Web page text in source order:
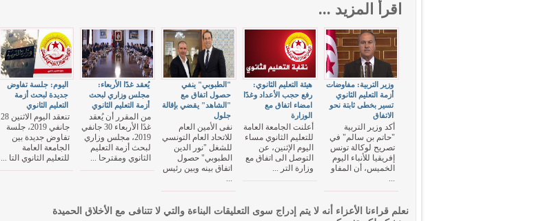
اقرأ المزيد ...
اليوم: جلسة تفاوض
جديدة لبحث أزمة
التعليم الثانوي
تنعقد اليوم الاثنين 28
جانفي 2019، جلسة
تفاوض جديدة بين
الجامعة العامة
للتعليم الثانوي التا ...
يُعقد غدًا الأربعاء:
مجلس وزاري لبحث
أزمة التعليم الثانوي
من المقرر أن يُعقد
غدًا الأربعاء 30 جانفي
2019، مجلس وزاري
لبحث أزمة التعليم
الثانوي ومقترحا ...
"الطبوبي" ينفي
حصول اتفاق مع
"الشاهد" يقضي بإقالة
جلول
نفى الأمين العام
للاتحاد العام التونسي
للشغل "نور الدين
الطبوبي" حصول
اتفاق بينه وبين رئيس
...
هيئة التعليم الثانوي:
رفع حجب الأعداد وغدًا
امضاء اتفاق مع
الوزارة
أعلنت الجامعة العامة
للتعليم الثانوي مساء
اليوم الإثنين، عن
التوصل الى اتفاق مع
وزارة التر ...
وزير التربية: مفاوضات
أزمة التعليم الثانوي
تسير بخطى ثابتة نحو
الاتفاق
أكد وزير التربية
"حاتم بن سالم" في
تصريح لوكالة تونس
إفريقيا للأنباء اليوم
الخميس، أن المفاو
...
نعلم قراءنا الأعزاء أنه لا يتم إدراج سوى التعليقات البناءة والتي لا تتنافى مع الأخلاق الحميدة